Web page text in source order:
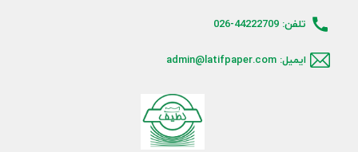
تلفن: 44222709-026
ایمیل: admin@latifpaper.com